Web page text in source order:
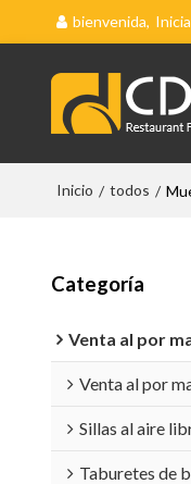
bienvenida,
Inicio / todos /
Categoría
Venta al por
Venta al por
Sillas al aire
Taburetes de bar